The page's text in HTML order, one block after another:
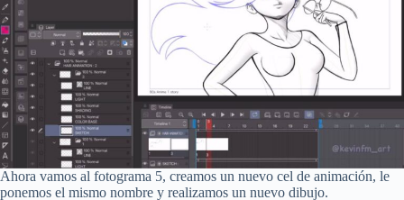
Ahora vamos al fotograma 5, creamos un nuevo cel de animación, le
ponemos el mismo nombre y realizamos un nuevo dibujo.